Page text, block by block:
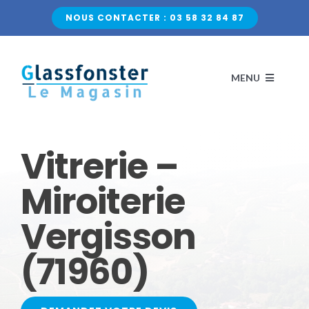
NOUS CONTACTER : 03 58 32 84 87
MENU
NOS VITRAGES
VERRE CLASSIQUE
VERRE DÉCORATIF
QUI SOMMES-NOUS ?
CONTACTEZ-NOUS
Vitrerie –
Miroiterie
Vergisson
(71960)